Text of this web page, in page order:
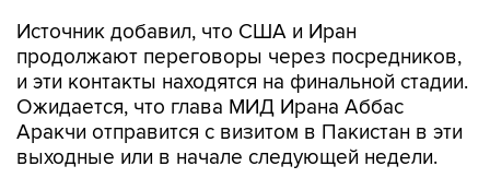
Источник добавил, что США и Иран
продолжают переговоры через посредников,
и эти контакты находятся на финальной стадии.
Ожидается, что глава МИД Ирана Аббас
Аракчи отправится с визитом в Пакистан в эти
выходные или в начале следующей недели.